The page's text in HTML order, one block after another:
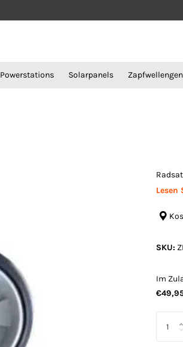
Powerstations Solarpanels
Lesen
SKU:
Im